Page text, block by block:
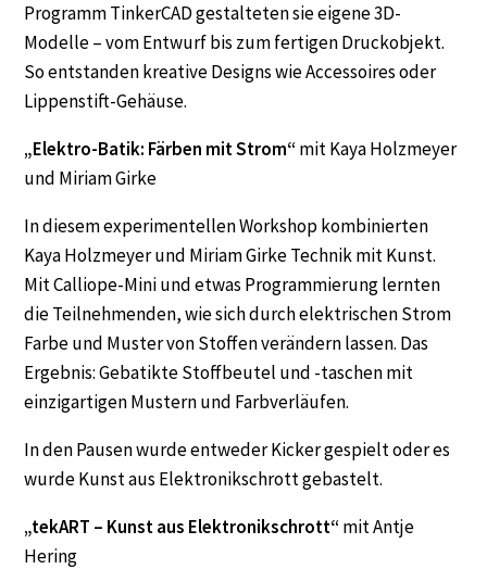
Programm TinkerCAD gestalteten sie eigene 3D-
Modelle – vom Entwurf bis zum fertigen Druckobjekt.
So entstanden kreative Designs wie Accessoires oder
Lippenstift-Gehäuse.
„Elektro-Batik: Färben mit Strom“ mit Kaya Holzmeyer
und Miriam Girke
In diesem experimentellen Workshop kombinierten
Kaya Holzmeyer und Miriam Girke Technik mit Kunst.
Mit Calliope-Mini und etwas Programmierung lernten
die Teilnehmenden, wie sich durch elektrischen Strom
Farbe und Muster von Stoffen verändern lassen. Das
Ergebnis: Gebatikte Stoffbeutel und -taschen mit
einzigartigen Mustern und Farbverläufen.
In den Pausen wurde entweder Kicker gespielt oder es
wurde Kunst aus Elektronikschrott gebastelt.
„tekART – Kunst aus Elektronikschrott“ mit Antje
Hering